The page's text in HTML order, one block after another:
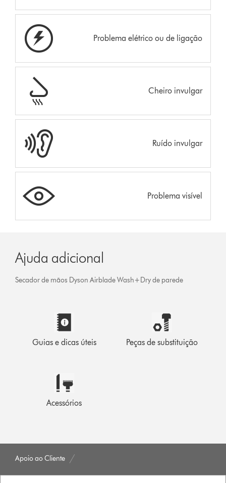
Problema elétrico ou de ligação
Cheiro invulgar
Ruído invulgar
Problema visível
Ajuda adicional
Secador de mãos Dyson Airblade Wash+Dry de parede
Guias e dicas úteis Peças de substituição
Acessórios
Apoio ao Cliente